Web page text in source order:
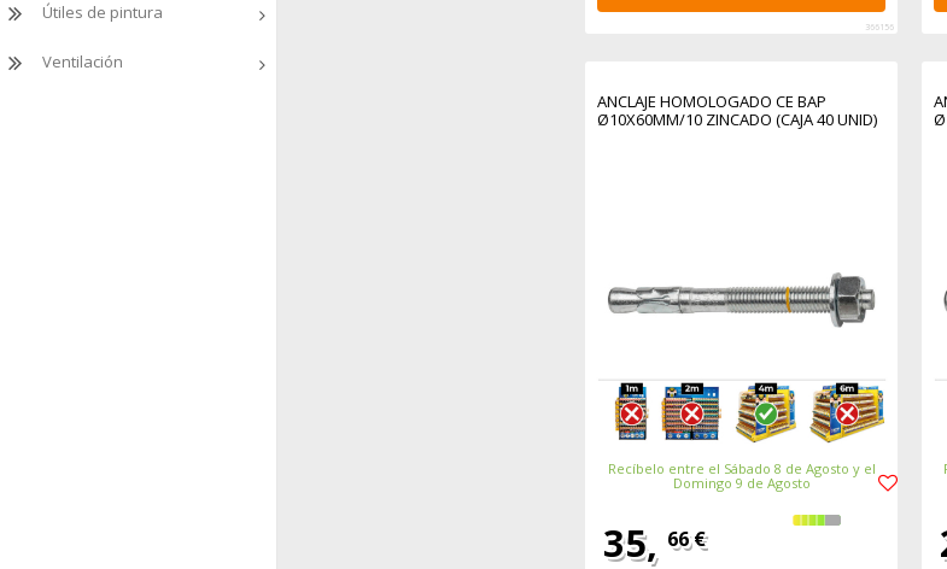
Útiles de pintura
Ventilación
366156
ANCLAJE HOMOLOGADO CE BAP
Ø10X60MM/10 ZINCADO (CAJA 40 UNID)
Recíbelo entre el Sábado 8 de Agosto y el
Domingo 9 de Agosto
35, 66 €